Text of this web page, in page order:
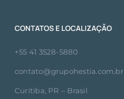
CONTATOS E LOCALIZAÇÃO
+55 41 3528-5880
contato@grupohestia.com.br
Curitiba, PR – Brasil